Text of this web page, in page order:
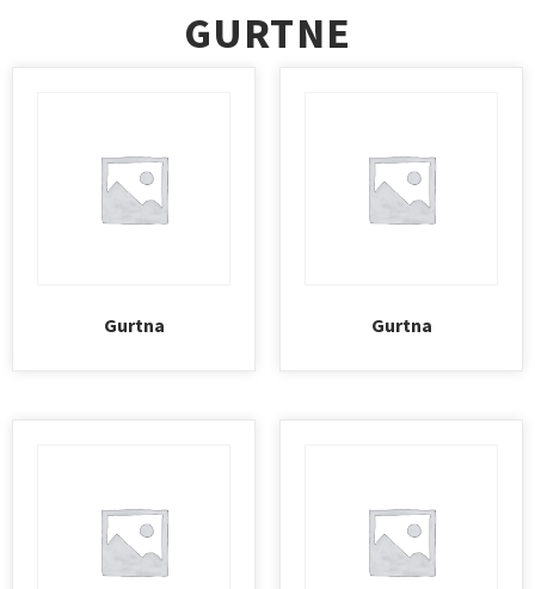
GURTNE
Gurtna Gurtna